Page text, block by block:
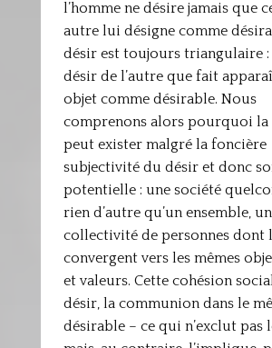
l’homme ne désire jamais que
autre lui désigne comme
désir est toujours triangulaire :
désir de l’autre que fait
objet comme désirable. Nous
comprenons alors pourquoi la
peut exister malgré la foncière
subjectivité du désir et donc
potentielle : une société
rien d’autre qu’un ensemble,
collectivité de personnes dont
convergent vers les mêmes
et valeurs. Cette cohésion
désir, la communion dans le
désirable – ce qui n’exclut pas